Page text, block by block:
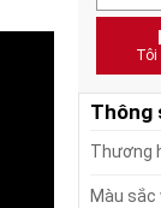
Tôi
Thông
Thương
Màu sắc